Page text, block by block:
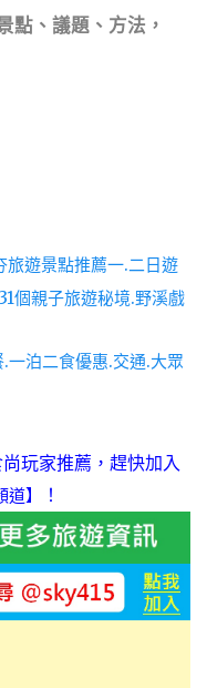
點、議題、方法，
旅遊景點推薦一.二日遊
個親子旅遊秘境.野溪戲
.一泊二食優惠.交通.大眾
玩家推薦，趕快加入
】 ！